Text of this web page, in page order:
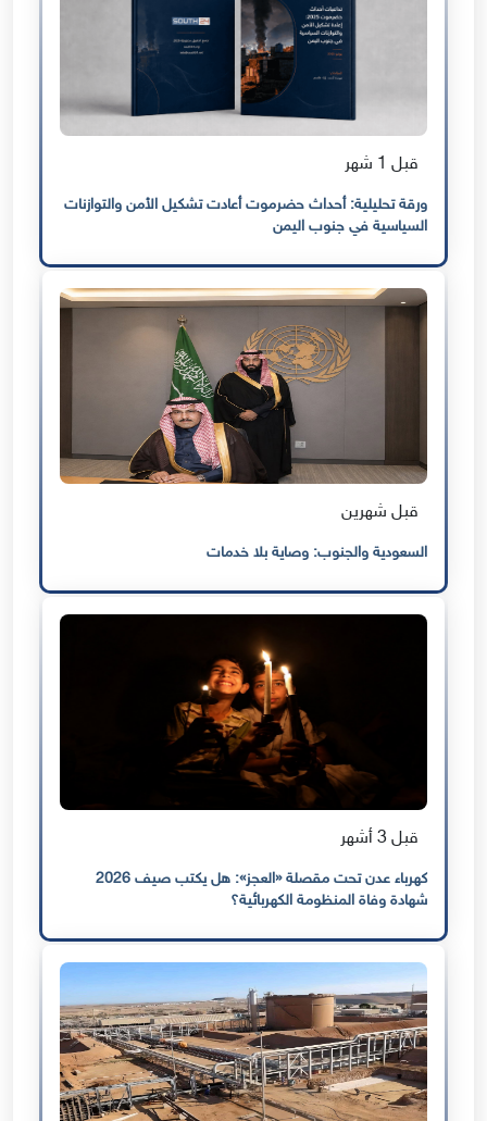
قبل 1 شهر
ورقة تحليلية: أحداث حضرموت أعادت تشكيل الأمن والتوازنات
السياسية في جنوب اليمن
قبل شهرين
السعودية والجنوب: وصاية بلا خدمات
قبل 3 أشهر
كهرباء عدن تحت مقصلة «العجز»: هل يكتب صيف 2026
شهادة وفاة المنظومة الكهربائية؟